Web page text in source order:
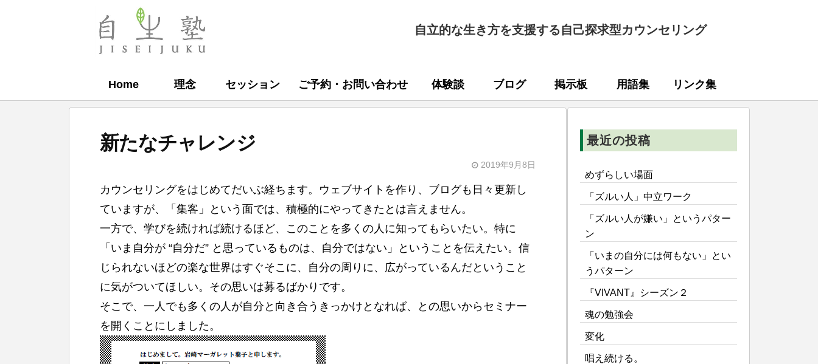
自
自立的な生き方を支援する自己探求型カウンセリング
Home 理念 セッション ご予約・お問い合わせ 体験談 ブログ 掲示板 用語集 リンク集
新たなチャレンジ
2019年9月8日
自
塾
カウンセリングをはじめてだいぶ経ちます。ウェブサイトを作り、ブログも日々更新し
ていますが、「集客」という面では、積極的にやってきたとは言えません。
一方で、学びを続ければ続けるほど、このことを多くの人に知ってもらいたい。特に
「いま自分が “自分だ” と思っているものは、自分ではない」ということを伝えたい。信
じられないほどの楽な世界はすぐそこに、自分の周りに、広がっているんだということ
に気がついてほしい。その思いは募るばかりです。
そこで、一人でも多くの人が自分と向き合うきっかけとなれば、との思いからセミナー
を開くことにしました。
最近の投稿
めずらしい場面
「ズルい人」中立ワーク
「ズルい人が嫌い」というパター
ン
「いまの自分には何もない」とい
うパターン
『VIVANT』シーズン２
魂の勉強会
変化
唱え続ける。